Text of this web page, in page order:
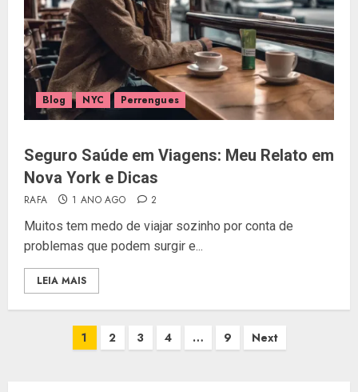
Blog NYC Perrengues
Seguro Saúde em Viagens: Meu Relato em
Nova York e Dicas
RAFA 1 ANO AGO 2
Muitos tem medo de viajar sozinho por conta de
problemas que podem surgir e...
LEIA MAIS
Paginação
1 2 3 4 … 9 Next